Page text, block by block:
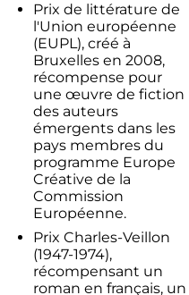
Prix de littérature de
l'Union européenne
(EUPL), créé à
Bruxelles en 2008,
récompense pour
une œuvre de fiction
des auteurs
émergents dans les
pays membres du
programme Europe
Créative de la
Commission
Européenne.
Prix Charles-Veillon
(1947-1974),
récompensant un
roman en français, un